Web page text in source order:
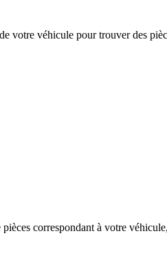
votre véhicule pour trouver des
correspondant à votre